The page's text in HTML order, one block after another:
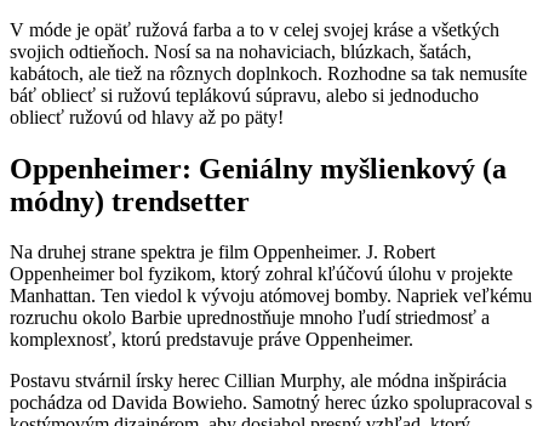
V móde je opäť ružová farba a to v celej svojej kráse a všetkých
svojich odtieňoch. Nosí sa na nohaviciach, blúzkach, šatách,
kabátoch, ale tiež na rôznych doplnkoch. Rozhodne sa tak nemusíte
báť obliecť si ružovú teplákovú súpravu, alebo si jednoducho
obliecť ružovú od hlavy až po päty!
Oppenheimer: Geniálny myšlienkový (a
módny) trendsetter
Na druhej strane spektra je film Oppenheimer. J. Robert
Oppenheimer bol fyzikom, ktorý zohral kľúčovú úlohu v projekte
Manhattan. Ten viedol k vývoju atómovej bomby. Napriek veľkému
rozruchu okolo Barbie uprednostňuje mnoho ľudí striedmosť a
komplexnosť, ktorú predstavuje práve Oppenheimer.
Postavu stvárnil írsky herec Cillian Murphy, ale módna inšpirácia
pochádza od Davida Bowieho. Samotný herec úzko spolupracoval s